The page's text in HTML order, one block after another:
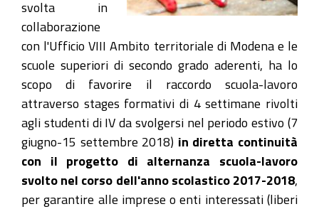
svolta in
collaborazione
con l'Ufficio VIII Ambito territoriale di Modena e le
scuole superiori di secondo grado aderenti, ha lo
scopo di favorire il raccordo scuola-lavoro
attraverso stages formativi di 4 settimane rivolti
agli studenti di IV da svolgersi nel periodo estivo (7
giugno-15 settembre 2018) in diretta continuità
con il progetto di alternanza scuola-lavoro
svolto nel corso dell'anno scolastico 2017-2018
per garantire alle imprese o enti interessati (liberi